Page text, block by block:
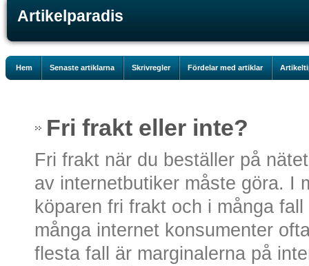
Artikelparadis
Hem Senaste artiklarna Skrivregler Fördelar med artiklar
Fri frakt eller inte?
Fri frakt när du beställer på
av internetbutiker måste göra. I
köparen fri frakt och i många
många internet konsumenter
flesta fall är marginalerna på